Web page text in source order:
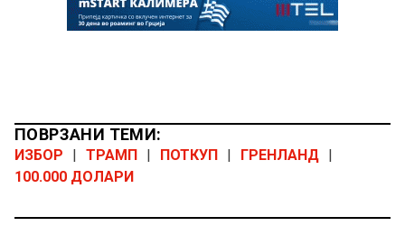
ПОВРЗАНИ ТЕМИ:
ИЗБОР | ТРАМП | ПОТКУП | ГРЕНЛАНД |
100.000 ДОЛАРИ